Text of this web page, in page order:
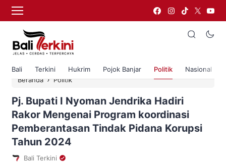
Bali Terkini Hukrim Pojok Banjar Politik Nasional
Beranda›Politik
Pj. Bupati I Nyoman Jendrika Hadiri
Rakor Mengenai Program koordinasi
Pemberantasan Tindak Pidana Korupsi
Tahun 2024
Bali Terkini